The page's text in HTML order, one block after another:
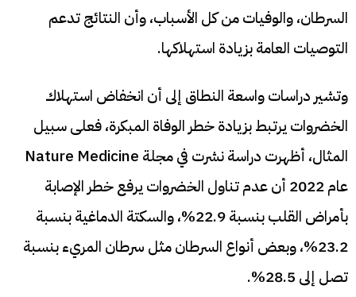
السرطان، والوفيات من كل الأسباب، وأن النتائج تدعم
التوصيات العامة بزيادة استهلاكها.
وتشير دراسات واسعة النطاق إلى أن انخفاض استهلاك
الخضروات يرتبط بزيادة خطر الوفاة المبكرة، فعلى سبيل
المثال، أظهرت دراسة نشرت في مجلة Nature Medicine
عام 2022 أن عدم تناول الخضروات يرفع خطر الإصابة
بأمراض القلب بنسبة 22.9%، والسكتة الدماغية بنسبة
23.2%، وبعض أنواع السرطان مثل سرطان المريء بنسبة
تصل إلى 28.5%.